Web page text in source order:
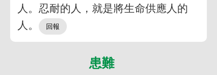
人。忍耐的人，就是將生命供應人的
人。
患難